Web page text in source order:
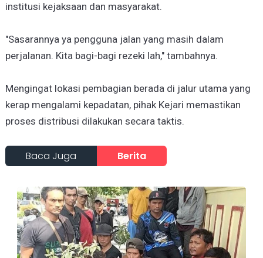
institusi kejaksaan dan masyarakat.
"Sasarannya ya pengguna jalan yang masih dalam
perjalanan. Kita bagi-bagi rezeki lah," tambahnya.
Mengingat lokasi pembagian berada di jalur utama yang
kerap mengalami kepadatan, pihak Kejari memastikan
proses distribusi dilakukan secara taktis.
Baca Juga Berita